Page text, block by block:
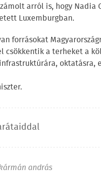
arról is, hogy Nadia
Luxemburgban.
forrásokat
csökkentik a terheket a
oktatásra,
andrás